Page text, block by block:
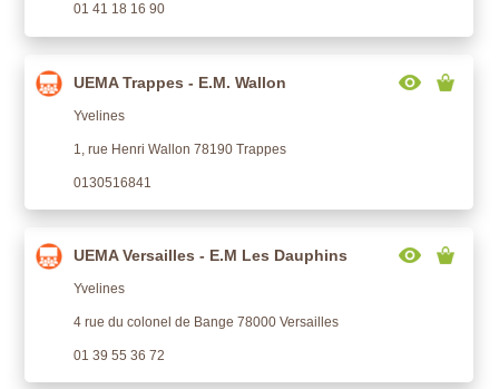
01 41 18 16 90
UEMA Trappes - E.M. Wallon
Yvelines
1, rue Henri Wallon 78190 Trappes
0130516841
UEMA Versailles - E.M Les Dauphins
Yvelines
4 rue du colonel de Bange 78000 Versailles
01 39 55 36 72